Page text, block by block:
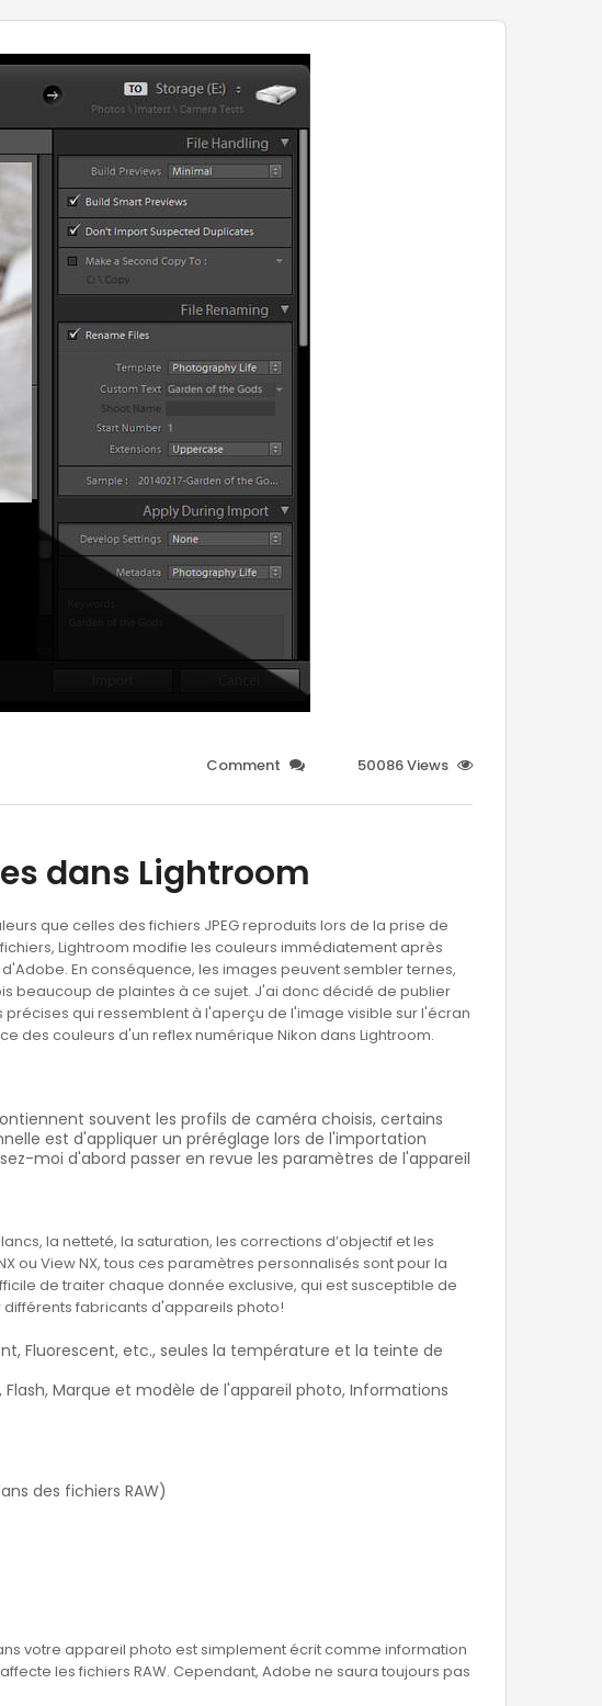
Comment 50086 Views
dans Lightroom
que celles des fichiers JPEG reproduits lors de la prise de
Lightroom modifie les couleurs immédiatement après
En conséquence, les images peuvent sembler ternes,
beaucoup de plaintes à ce sujet. J'ai donc décidé de publier
qui ressemblent à l'aperçu de l'image visible sur l'écran
des couleurs d'un reflex numérique Nikon dans Lightroom.
souvent les profils de caméra choisis, certains
est d'appliquer un préréglage lors de l'importation
moi d'abord passer en revue les paramètres de l'appareil
la netteté, la saturation, les corrections d’objectif et les
ou View NX, tous ces paramètres personnalisés sont pour la
de traiter chaque donnée exclusive, qui est susceptible de
fabricants d'appareils photo!
Fluorescent, etc., seules la température et la teinte de
Marque et modèle de l'appareil photo, Informations
des fichiers RAW)
votre appareil photo est simplement écrit comme information
les fichiers RAW. Cependant, Adobe ne saura toujours pas